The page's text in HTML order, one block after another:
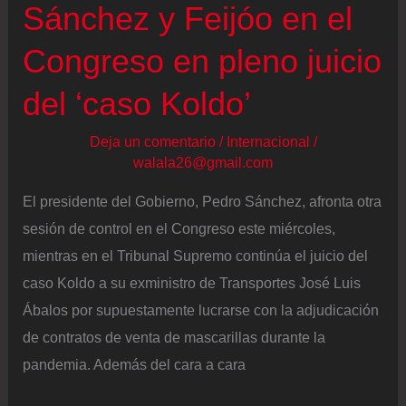
de
extinción
concentran
Sánchez y Feijóo en el
Congreso en pleno juicio
del ‘caso Koldo’
Deja un comentario / Internacional /
walala26@gmail.com
El presidente del Gobierno, Pedro Sánchez, afronta otra
sesión de control en el Congreso este miércoles,
mientras en el Tribunal Supremo continúa el juicio del
caso Koldo a su exministro de Transportes José Luis
Ábalos por supuestamente lucrarse con la adjudicación
de contratos de venta de mascarillas durante la
pandemia. Además del cara a cara